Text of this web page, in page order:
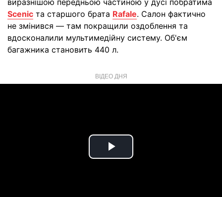
виразнішою передньою частиною у дусі побратима
Scenic та старшого брата Rafale. Салон фактично
не змінився — там покращили оздоблення та
вдосконалили мультимедійну систему. Об'єм
багажника становить 440 л.
ВІДЕО ДНЯ
Play